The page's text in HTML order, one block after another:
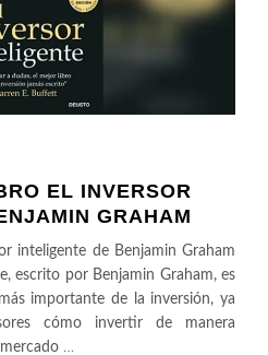
EL INVERSOR
GRAHAM
inteligente de Benjamin Graham
escrito por Benjamin Graham, es
importante de la inversión, ya
cómo invertir de manera
…